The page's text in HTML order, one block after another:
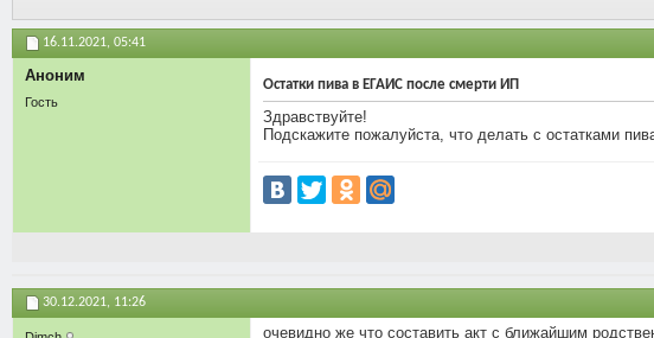
16.11.2021, 05:41
Аноним
Гость
Остатки пива в ЕГАИС после смерти ИП
Здравствуйте!
Подскажите пожалуйста, что делать с остатками
30.12.2021, 11:26
очевидно же что составить акт с ближайшим